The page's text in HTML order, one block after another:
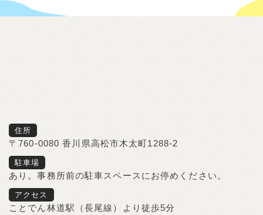
住所
〒760-0080 香川県高松市木太町1288-2
駐車場
あり。事務所前の駐車スペースにお停めください。
アクセス
ことでん林道駅（長尾線）より徒歩5分